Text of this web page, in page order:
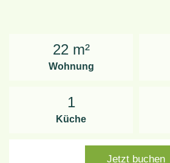
22 m²
Wohnung
1
Küche
Jetzt buchen